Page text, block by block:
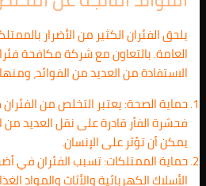
يلحق الفئران الكثير من الأضرار
العامة. بالتعاون مع شركة مكافحة
الاستفادة من العديد من الفوائد،
حماية الصحة: يعتبر التخلص من
فحشرة الفأر قادرة على نقل العديد من
يمكن أن تؤثر على الإنسان.
حماية الممتلكات: تسبب الفئران في
الأسلاك الكهربائية والأثاث والمواد